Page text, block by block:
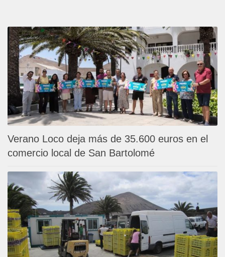
Verano Loco deja más de 35.600 euros en el
comercio local de San Bartolomé